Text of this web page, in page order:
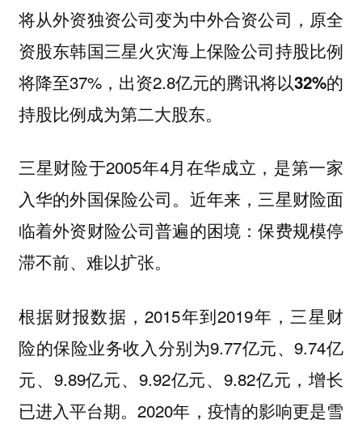
将从外资独资公司变为中外合资公司，原全
资股东韩国三星火灾海上保险公司持股比例
将降至37%，出资2.8亿元的腾讯将以32%的
持股比例成为第二大股东。
三星财险于2005年4月在华成立，是第一家
入华的外国保险公司。 近年来，三星财险面
临着外资财险公司普遍的困境：保费规模停
滞不前、难以扩张。
根据财报数据，2015年到2019年，三星财
险的保险业务收入分别为9.77亿元、9.74亿
元、9.89亿元、9.92亿元、9.82亿元，增长
已进入平台期。2020年，疫情的影响更是雪